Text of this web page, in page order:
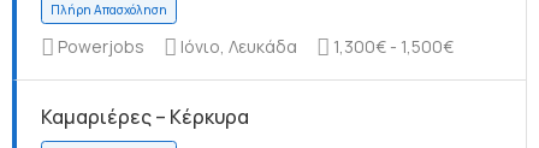
Πλήρη Απασχόληση
Powerjobs Ιόνιο, Λευκάδα 1,300€ - 1,500€
Καμαριέρες – Κέρκυρα